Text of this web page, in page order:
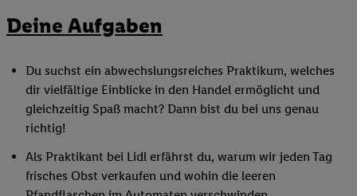
Deine Aufgaben
Du suchst ein abwechslungsreiches Praktikum, welches
dir vielfältige Einblicke in den Handel ermöglicht und
gleichzeitig Spaß macht? Dann bist du bei uns genau
richtig!
Als Praktikant bei Lidl erfährst du, warum wir jeden Tag
frisches Obst verkaufen und wohin die leeren